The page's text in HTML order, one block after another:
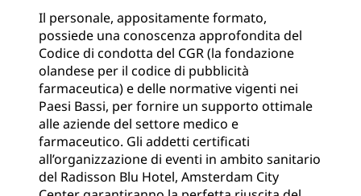
Il personale, appositamente formato,
possiede una conoscenza approfondita del
Codice di condotta del CGR (la fondazione
olandese per il codice di pubblicità
farmaceutica) e delle normative vigenti nei
Paesi Bassi, per fornire un supporto ottimale
alle aziende del settore medico e
farmaceutico. Gli addetti certificati
all’organizzazione di eventi in ambito sanitario
del Radisson Blu Hotel, Amsterdam City